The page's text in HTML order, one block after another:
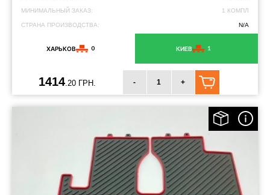
МИНИМАЛЬНЫЙ ЗАКАЗ: 1 КОМПЛ
СТРАНА ПРОИЗВОДСТВА: N/A
ХАРЬКОВ 0 КИЕВ 1
1414 .20 ГРН. - +